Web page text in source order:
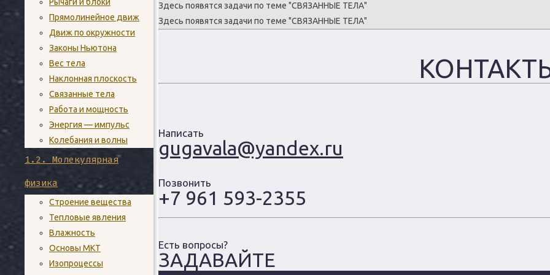
Прямолинейное движ
Движ по окружности
Законы Ньютона
Вес тела
Наклонная плоскость
Связанные тела
Работа и мощность
Энергия — импульс
Колебания и волны
1.2. Молекулярная
физика
Строение вещества
Тепловые явления
Влажность
Основы МКТ
Изопроцессы
Здесь появятся задачи по теме "СВЯЗАННЫЕ ТЕЛА"
Здесь появятся задачи по теме "СВЯЗАННЫЕ ТЕЛА"
Написать
gugavala@yandex.ru
Позвонить
+7 961 593-2355
Есть вопросы?
ЗАДАВАЙТЕ